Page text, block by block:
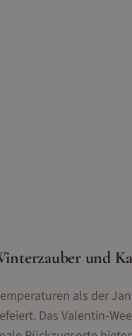
und
als der
Das Valentin-